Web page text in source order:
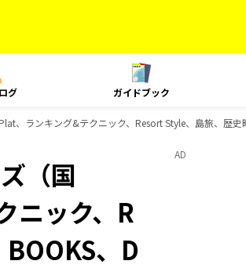
グ ガイドブック
、ランキング&テクニック、Resort Style、島旅、歴
（国
ニック、R
、D
AD